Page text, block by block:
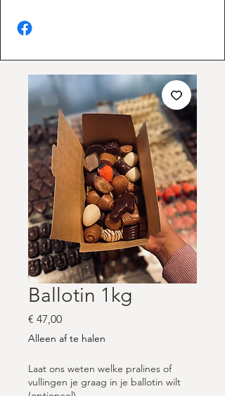
Ballotin 1kg
€ 47,00Prijs
Alleen af te halen
Laat ons weten welke pralines of
vullingen je graag in je ballotin wilt